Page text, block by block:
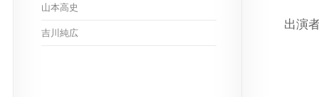
出演
山本高史
吉川純広